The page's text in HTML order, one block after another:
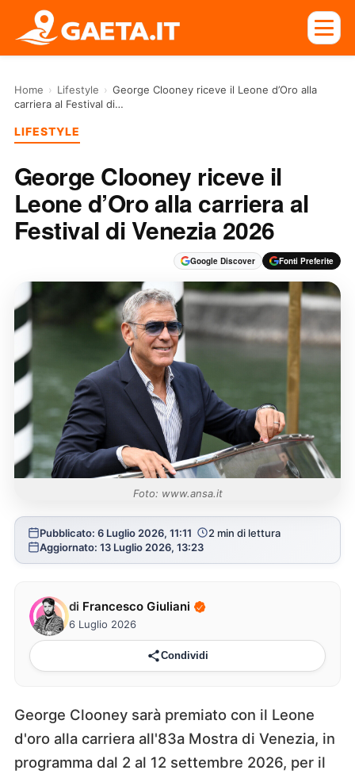
Home › Lifestyle › George Clooney riceve il Leone d’Oro alla
carriera al Festival di…
LIFESTYLE
George Clooney riceve il
Leone d’Oro alla carriera al
Festival di Venezia 2026
Google Discover Fonti Preferite
Foto: www.ansa.it
Pubblicato: 6 Luglio 2026, 11:11
2 min di lettura
Aggiornato: 13 Luglio 2026, 13:23
di Francesco Giuliani
6 Luglio 2026
Condividi
George Clooney sarà premiato con il Leone
d'oro alla carriera all'83a Mostra di Venezia, in
programma dal 2 al 12 settembre 2026, per il